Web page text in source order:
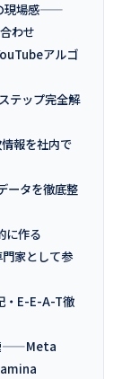
現場感——
わせ
アルゴ
テップ完全解
報を社内で
ータを徹底整
に作る
家として参
・E-E-A-T徹
——Meta